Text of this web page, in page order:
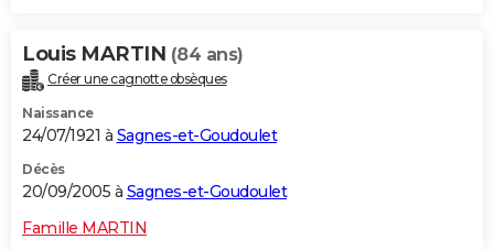
Louis MARTIN (84 ans)
Créer une cagnotte obsèques
Naissance
24/07/1921 à Sagnes-et-Goudoulet
Décès
20/09/2005 à Sagnes-et-Goudoulet
Famille MARTIN